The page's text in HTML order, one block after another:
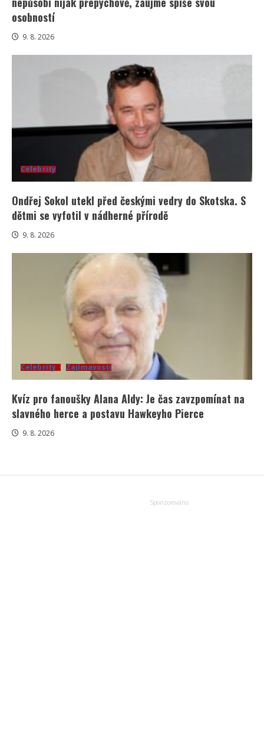
osobností
9. 8. 2026
Celebrity
Ondřej Sokol utekl před českými vedry do Skotska. S
dětmi se vyfotil v nádherné přírodě
9. 8. 2026
Celebrity Zajímavosti
Kvíz pro fanoušky Alana Aldy: Je čas zavzpomínat na
slavného herce a postavu Hawkeyho Pierce
9. 8. 2026